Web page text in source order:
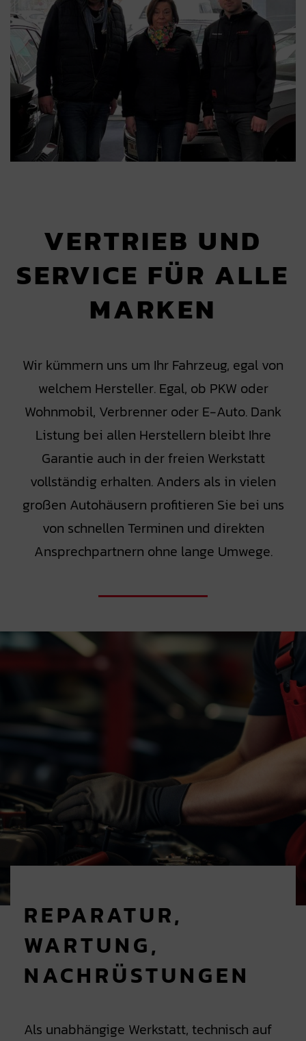
VERTRIEB UND
SERVICE FÜR ALLE
MARKEN
Wir kümmern uns um Ihr Fahrzeug, egal von
welchem Hersteller. Egal, ob PKW oder
Wohnmobil, Verbrenner oder E-Auto. Dank
Listung bei allen Herstellern bleibt Ihre
Garantie auch in der freien Werkstatt
vollständig erhalten. Anders als in vielen
großen Autohäusern profitieren Sie bei uns
von schnellen Terminen und direkten
Ansprechpartnern ohne lange Umwege.
REPARATUR,
WARTUNG,
NACHRÜSTUNGEN
Als unabhängige Werkstatt, technisch auf